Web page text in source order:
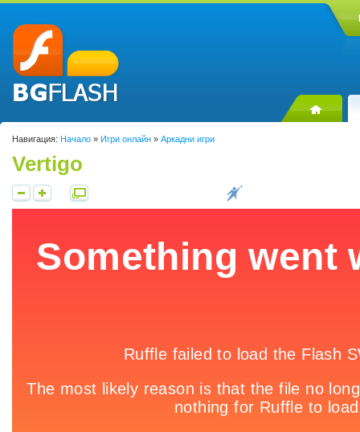
Навигация: Начало » Игри онлайн » Аркадни игри
Vertigo